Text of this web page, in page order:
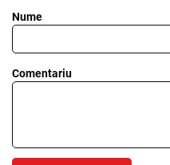
Nume
Comentariu